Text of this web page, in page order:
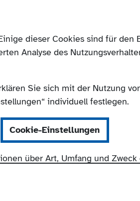
dieser Cookies sind für
Analyse des
Sie sich mit der Nutzung
individuell festlegen.
Cookie-Einstellungen
über Art, Umfang und Zweck